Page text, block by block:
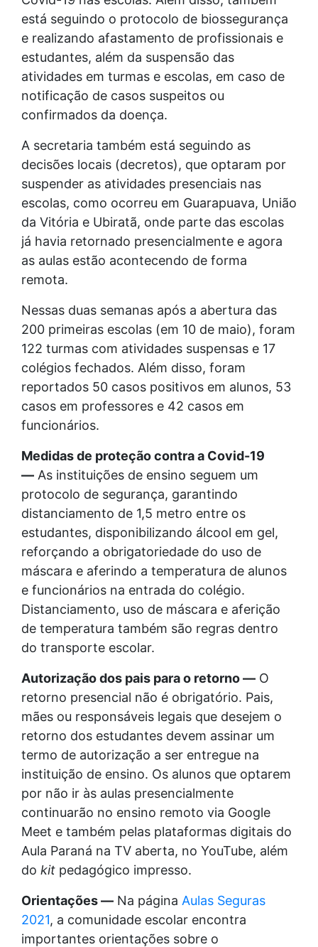
está seguindo o protocolo de biossegurança
e realizando afastamento de profissionais e
estudantes, além da suspensão das
atividades em turmas e escolas, em caso de
notificação de casos suspeitos ou
confirmados da doença.
A secretaria também está seguindo as
decisões locais (decretos), que optaram por
suspender as atividades presenciais nas
escolas, como ocorreu em Guarapuava, União
da Vitória e Ubiratã, onde parte das escolas
já havia retornado presencialmente e agora
as aulas estão acontecendo de forma
remota.
Nessas duas semanas após a abertura das
200 primeiras escolas (em 10 de maio), foram
122 turmas com atividades suspensas e 17
colégios fechados. Além disso, foram
reportados 50 casos positivos em alunos, 53
casos em professores e 42 casos em
funcionários.
Medidas de proteção contra a Covid-19
— As instituições de ensino seguem um
protocolo de segurança, garantindo
distanciamento de 1,5 metro entre os
estudantes, disponibilizando álcool em gel,
reforçando a obrigatoriedade do uso de
máscara e aferindo a temperatura de alunos
e funcionários na entrada do colégio.
Distanciamento, uso de máscara e aferição
de temperatura também são regras dentro
do transporte escolar.
Autorização dos pais para o retorno — O
retorno presencial não é obrigatório. Pais,
mães ou responsáveis legais que desejem o
retorno dos estudantes devem assinar um
termo de autorização a ser entregue na
instituição de ensino. Os alunos que optarem
por não ir às aulas presencialmente
continuarão no ensino remoto via Google
Meet e também pelas plataformas digitais do
Aula Paraná na TV aberta, no YouTube, além
do kit pedagógico impresso.
Orientações — Na página Aulas Seguras
2021, a comunidade escolar encontra
importantes orientações sobre o